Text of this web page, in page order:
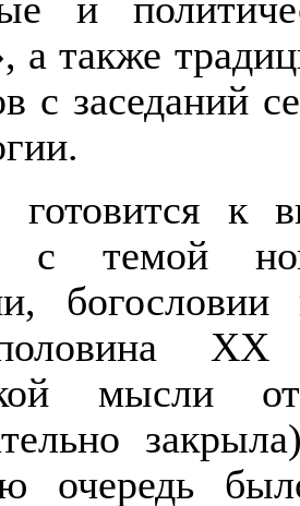
а также
с заседаний
готовится к
с темой
ХХ
мысли
очередь